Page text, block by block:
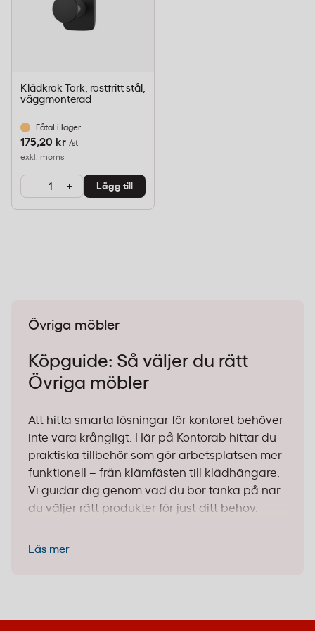
Klädkrok Tork, rostfritt stål,
väggmonterad
Fåtal i lager
175,20 kr /st
exkl. moms
- + Lägg till
Övriga möbler
Köpguide: Så väljer du rätt
Övriga möbler
Att hitta smarta lösningar för kontoret behöver
inte vara krångligt. Här på Kontorab hittar du
praktiska tillbehör som gör arbetsplatsen mer
funktionell – från klämfästen till klädhängare.
Vi guidar dig genom vad du bör tänka på när
du väljer rätt produkter för just ditt behov.
1. Identifiera användningsområdet
Läs mer